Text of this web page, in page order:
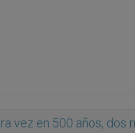
vez en 500 años, dos